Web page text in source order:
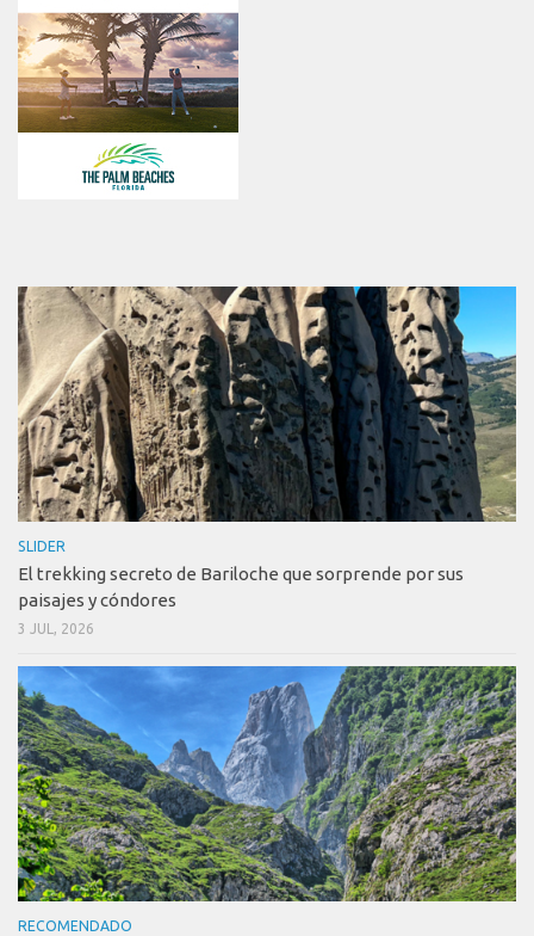
SLIDER
El trekking secreto de Bariloche que sorprende por sus
paisajes y cóndores
3 JUL, 2026
RECOMENDADO